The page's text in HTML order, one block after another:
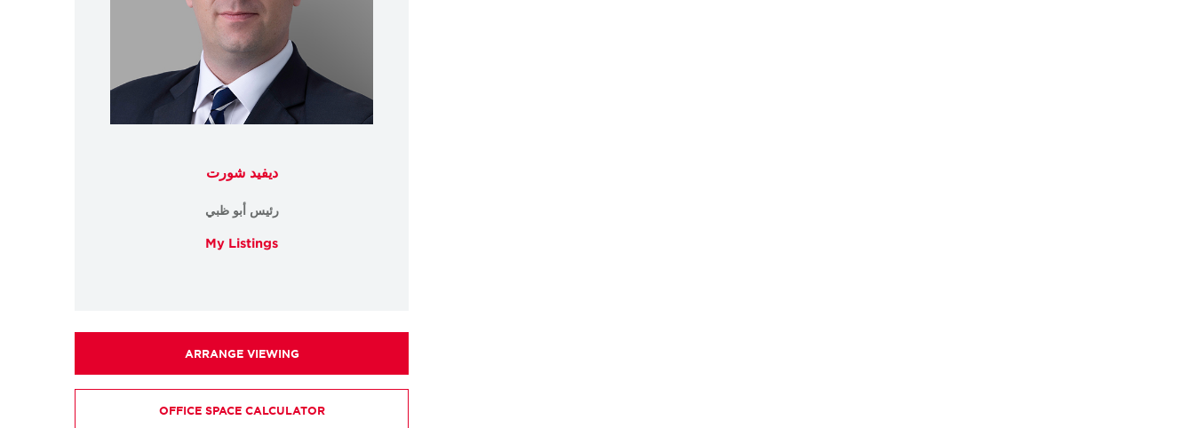
ديفيد شورت
رئيس أبو ظبي
My Listings
ARRANGE VIEWING
OFFICE SPACE CALCULATOR